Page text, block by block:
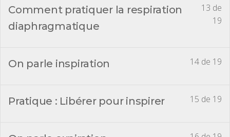
13 de
19
Comment pratiquer la respiration
diaphragmatique
14 de 19
On parle inspiration
15 de 19
Pratique : Libérer pour inspirer